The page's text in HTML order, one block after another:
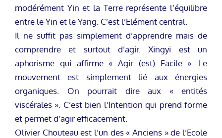
modérément Yin et la Terre représente l’équilibre
entre le Yin et le Yang. C’est l’Elément central.
Il ne suffit pas simplement d’apprendre mais de
comprendre et surtout d’agir. Xingyi est un
aphorisme qui affirme « Agir (est) Facile ». Le
mouvement est simplement lié aux énergies
organiques. On pourrait dire aux « entités
viscérales ». C’est bien l’Intention qui prend forme
et permet d’agir efficacement.
Olivier Chouteau est l’un des « Anciens » de l’Ecole